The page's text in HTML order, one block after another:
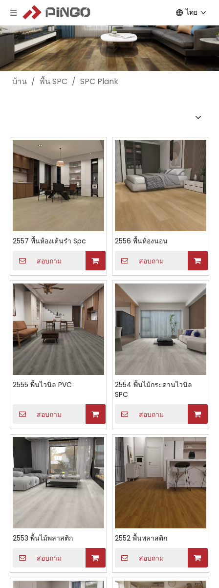
ไทย
บ้าน / พื้น SPC / SPC Plank
2557 พื้นห้องเต้นรำ Spc
สอบถาม
2556 พื้นห้องนอน
สอบถาม
2555 พื้นไวนิล PVC
สอบถาม
2554 พื้นไม้กระดานไวนิล
SPC
สอบถาม
2553 พื้นไม้พลาสติก
สอบถาม
2552 พื้นพลาสติก
สอบถาม